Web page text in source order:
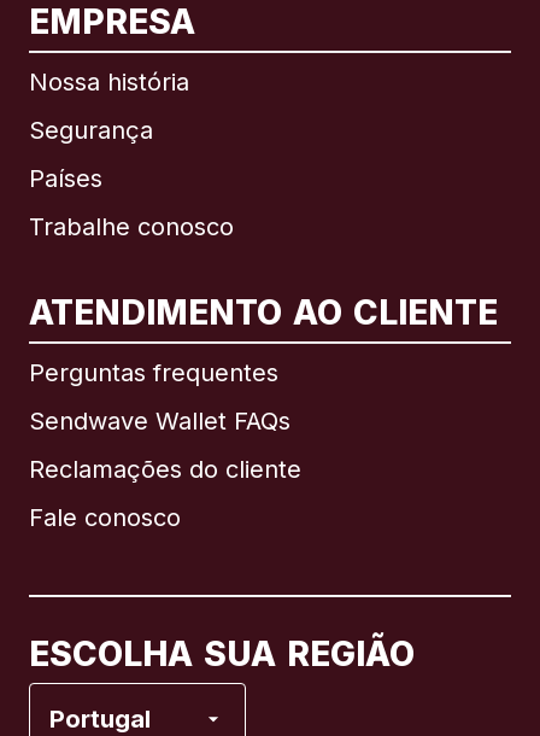
EMPRESA
Nossa história
Segurança
Países
Trabalhe conosco
ATENDIMENTO AO CLIENTE
Perguntas frequentes
Sendwave Wallet FAQs
Reclamações do cliente
Fale conosco
ESCOLHA SUA REGIÃO
Portugal
Internacional English
Brasil